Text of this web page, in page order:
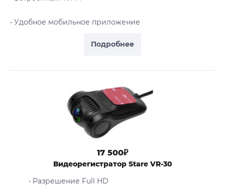
Подробнее
• Удобное мобильное приложение
17 500₽
Видеорегистратор Stare VR-30
• Разрешение Full HD